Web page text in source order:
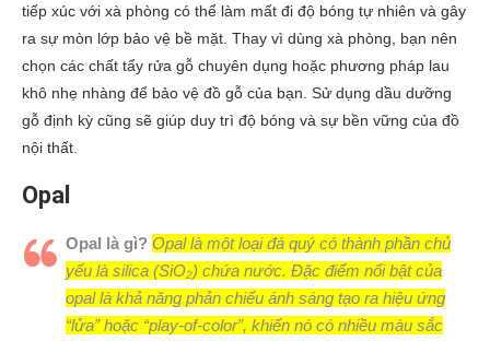
tiếp xúc với xà phòng có thể làm mất đi độ bóng tự nhiên và gây
ra sự mòn lớp bảo vệ bề mặt. Thay vì dùng xà phòng, bạn nên
chọn các chất tẩy rửa gỗ chuyên dụng hoặc phương pháp lau
khô nhẹ nhàng để bảo vệ đồ gỗ của bạn. Sử dụng dầu dưỡng
gỗ định kỳ cũng sẽ giúp duy trì độ bóng và sự bền vững của đồ
nội thất.
Opal
Opal là gì? Opal là một loại đá quý có thành phần chủ
yếu là silica (SiO₂) chứa nước. Đặc điểm nổi bật của
opal là khả năng phản chiếu ánh sáng tạo ra hiệu ứng
“lửa” hoặc “play-of-color”, khiến nó có nhiều màu sắc